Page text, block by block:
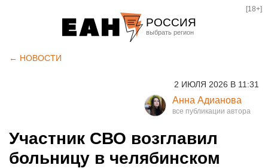
РОССИЯ
Курган
Оренбург
[18+]
← НОВОСТИ
2 ИЮЛЯ 2026 В 11:31
Анна Адианова
Участник СВО возглавил
больницу в челябинском